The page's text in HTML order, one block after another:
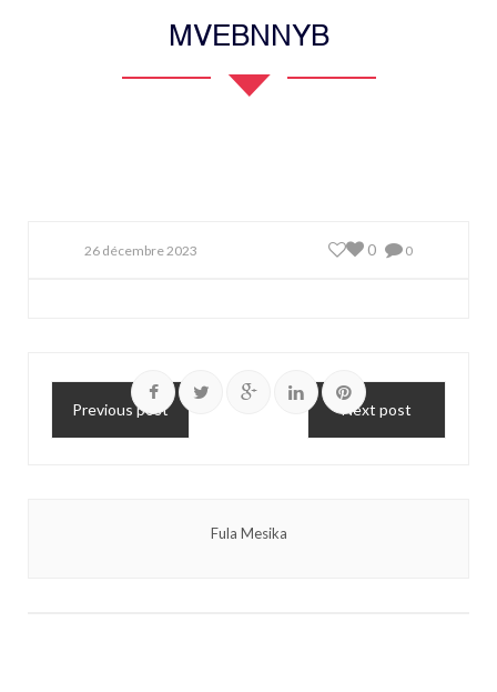
MVEBNNYB
26 décembre 2023 0
0
Previous post Next post
Fula Mesika